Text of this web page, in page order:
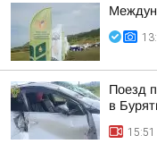
Поезд
в
15:51